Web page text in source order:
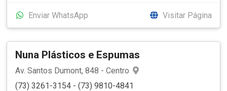
Enviar WhatsApp Visitar Página
Nuna Plásticos e Espumas
Av. Santos Dumont, 848 - Centro
(73) 3261-3154 - (73) 9810-4841